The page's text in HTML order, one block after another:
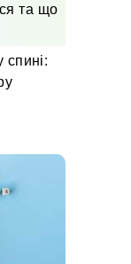
та що
спині: